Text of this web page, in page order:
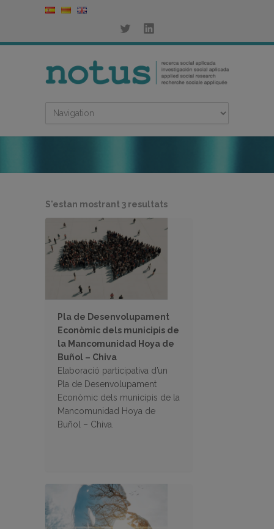
S'estan mostrant 3 resultatsOrdenat
per
més
Pla de Desenvolupament
Econòmic dels municipis de
la Mancomunidad Hoya de
Buñol – Chiva
Elaboració participativa d’un
Pla de Desenvolupament
Econòmic dels municipis de la
Mancomunidad Hoya de
Buñol – Chiva.